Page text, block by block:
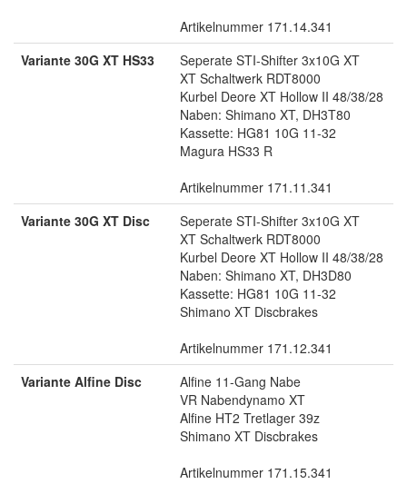
Artikelnummer 171.14.341
Variante 30G XT HS33
Seperate STI-Shifter 3x10G XT
XT Schaltwerk RDT8000
Kurbel Deore XT Hollow II 48/38/28
Naben: Shimano XT, DH3T80
Kassette: HG81 10G 11-32
Magura HS33 R
Artikelnummer 171.11.341
Variante 30G XT Disc
Seperate STI-Shifter 3x10G XT
XT Schaltwerk RDT8000
Kurbel Deore XT Hollow II 48/38/28
Naben: Shimano XT, DH3D80
Kassette: HG81 10G 11-32
Shimano XT Discbrakes
Artikelnummer 171.12.341
Variante Alfine Disc
Alfine 11-Gang Nabe
VR Nabendynamo XT
Alfine HT2 Tretlager 39z
Shimano XT Discbrakes
Artikelnummer 171.15.341